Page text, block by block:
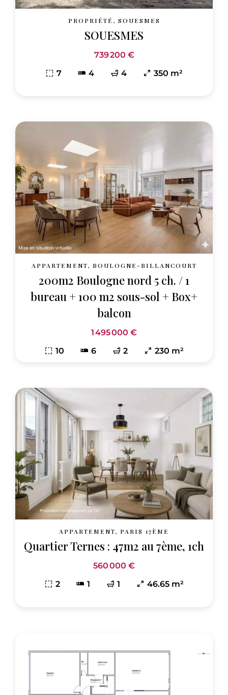
PROPRIÉTÉ, SOUESMES
SOUESMES
739 200 €
7
4 4 350 m²
APPARTEMENT, BOULOGNE-BILLANCOURT
200m2 Boulogne nord 5 ch. / 1
bureau + 100 m2 sous-sol + Box+
balcon
1 495 000 €
10
6 2 230 m²
APPARTEMENT, PARIS 17ÈME
Quartier Ternes : 47m2 au 7ème, 1ch
560 000 €
2
1 1 46.65 m²